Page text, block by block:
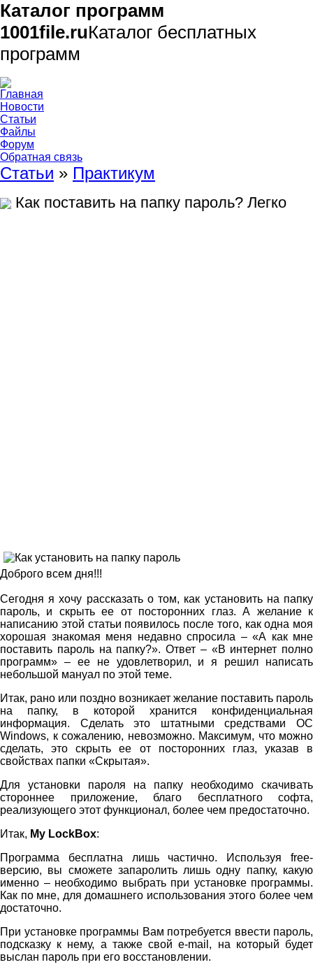
Каталог программ
1001file.ruКаталог бесплатных
программ
Главная
Новости
Статьи
Файлы
Форум
Обратная связь
Статьи » Практикум
Как поставить на папку пароль? Легко
Доброго всем дня!!!
Сегодня я хочу рассказать о том, как установить на папку
пароль, и скрыть ее от посторонних глаз. А желание к
написанию этой статьи появилось после того, как одна моя
хорошая знакомая меня недавно спросила – «А как мне
поставить пароль на папку?». Ответ – «В интернет полно
программ» – ее не удовлетворил, и я решил написать
небольшой мануал по этой теме.
Итак, рано или поздно возникает желание поставить пароль
на папку, в которой хранится конфиденциальная
информация. Сделать это штатными средствами ОС
Windows, к сожалению, невозможно. Максимум, что можно
сделать, это скрыть ее от посторонних глаз, указав в
свойствах папки «Скрытая».
Для установки пароля на папку необходимо скачивать
стороннее приложение, благо бесплатного софта,
реализующего этот функционал, более чем предостаточно.
Итак, My LockBox:
Программа бесплатна лишь частично. Используя free-
версию, вы сможете запаролить лишь одну папку, какую
именно – необходимо выбрать при установке программы.
Как по мне, для домашнего использования этого более чем
достаточно.
При установке программы Вам потребуется ввести пароль,
подсказку к нему, а также свой e-mail, на который будет
выслан пароль при его восстановлении.